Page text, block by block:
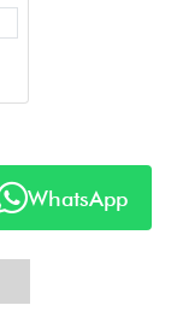
WhatsApp